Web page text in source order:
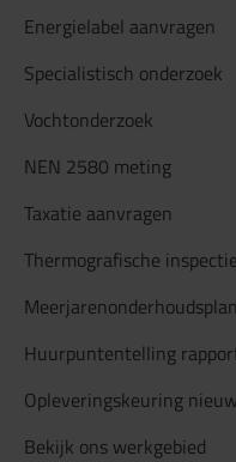
Energielabel aanvragen
Specialistisch onderzoek
Vochtonderzoek
NEN 2580 meting
Taxatie aanvragen
Thermografische inspectie
Huurpuntentelling
Opleveringskeuring
Bekijk ons werkgebied